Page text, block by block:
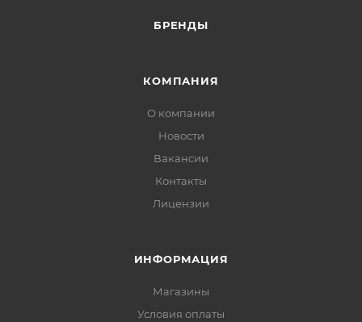
БРЕНДЫ
КОМПАНИЯ
О компании
Новости
Вакансии
Контакты
Лицензии
ИНФОРМАЦИЯ
Магазины
Условия оплаты